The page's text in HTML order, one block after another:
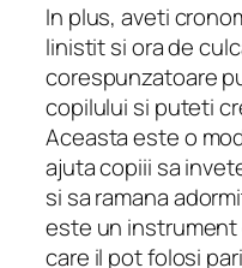
In plus, aveti
linistit si ora de
corespunzatoare
copilului si puteti
Aceasta este o
ajuta copiii sa
si sa ramana
este un
care il pot folosi